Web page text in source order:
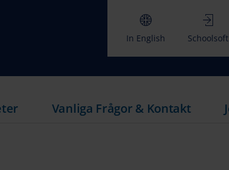
In English Schoolsoft
Vanliga Frågor & Kontakt